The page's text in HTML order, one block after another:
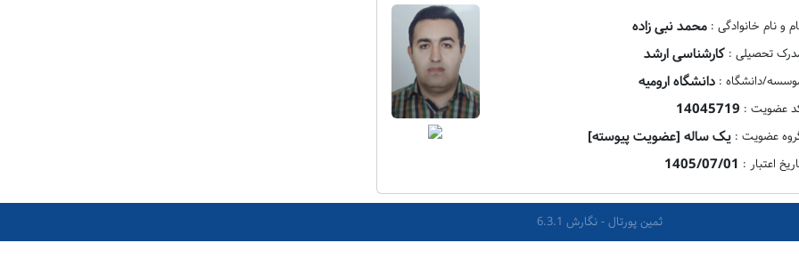
و نام خانوادگی : محمد نبی زاده
تحصیلی : کارشناسی ارشد
دانشگاه : دانشگاه ارومیه
عضویت : 14045719
عضویت : یک ساله [عضویت پیوسته]
اعتبار : 1405/07/01
ثمین پورتال - نگارش 6.3.1